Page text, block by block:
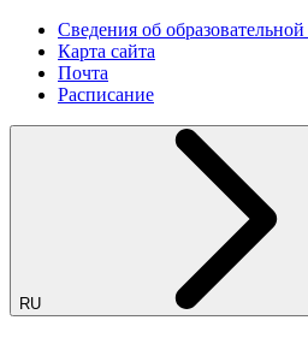
Сведения об
Карта сайта
Почта
Расписание
RU